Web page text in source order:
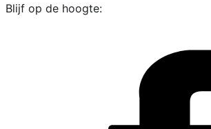
Blijf op de hoogte: